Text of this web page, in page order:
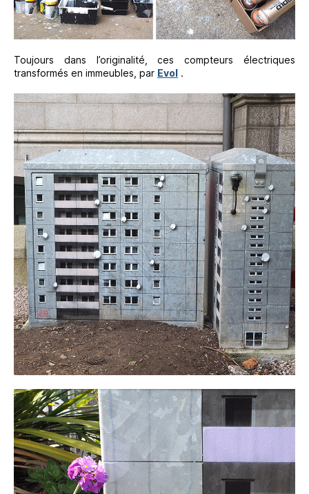
Toujours dans l’originalité, ces compteurs électriques
transformés en immeubles, par Evol .